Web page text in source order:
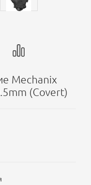
Mechanix
(Covert)